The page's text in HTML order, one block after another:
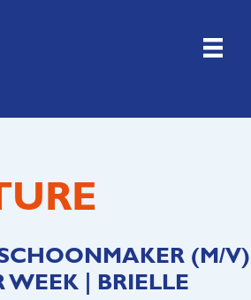
(M/V)
WEEK | BRIELLE